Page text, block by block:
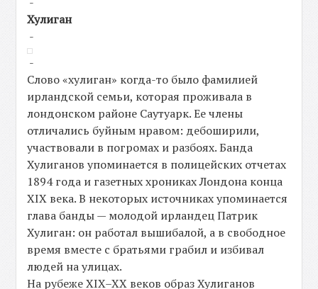
Хулиган
-
-
Слово «хулиган» когда-то было фамилией
ирландской семьи, которая проживала в
лондонском районе Саутуарк. Ее члены
отличались буйным нравом: дебоширили,
участвовали в погромах и разбоях. Банда
Хулиганов упоминается в полицейских отчетах
1894 года и газетных хрониках Лондона конца
XIX века. В некоторых источниках упоминается
глава банды — молодой ирландец Патрик
Хулиган: он работал вышибалой, а в свободное
время вместе с братьями грабил и избивал
людей на улицах.
На рубеже XIX–XX веков образ Хулиганов